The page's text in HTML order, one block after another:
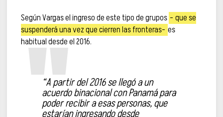
Según Vargas el ingreso de este tipo de grupos – que se
suspenderá una vez que cierren las fronteras– es
habitual desde el 2016.
“A partir del 2016 se llegó a un
acuerdo binacional con Panamá para
poder recibir a esas personas, que
estarían ingresando desde